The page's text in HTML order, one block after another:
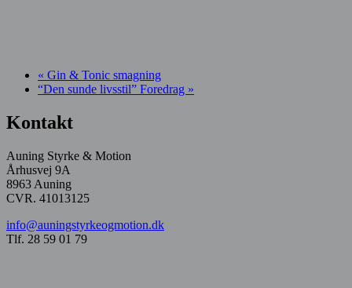
« Gin & Tonic smagning
“Den sunde livsstil” Foredrag »
Kontakt
Auning Styrke & Motion
Århusvej 9A
8963 Auning
CVR. 41013125
info@auningstyrkeogmotion.dk
Tlf. 28 59 01 79